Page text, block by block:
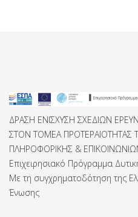
ΔΡΑΣΗ ΕΝΙΣΧΥΣΗ ΣΧΕΔΙΩΝ
ΣTON ΤΟΜΕA ΠΡΟΤΕΡΑΙΟΤΗΤΑΣ
ΠΛΗΡΟΦΟΡΙΚΗΣ &
Επιχειρησιακό Πρόγραμμα
Με τη συγχρηματοδότηση της
Ένωσης